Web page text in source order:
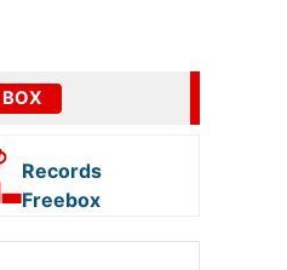
Records
Freebox